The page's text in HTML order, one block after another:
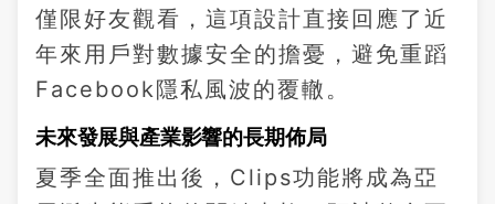
僅限好友觀看，這項設計直接回應了近
年來用戶對數據安全的擔憂，避免重蹈
Facebook隱私風波的覆轍。
未來發展與產業影響的長期佈局
夏季全面推出後，Clips功能將成為亞